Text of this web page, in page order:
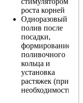
роста корней
Одноразовый
полив после
посадки,
формирование
поливочного
кольца и
установка
растяжек (при
необходимости)